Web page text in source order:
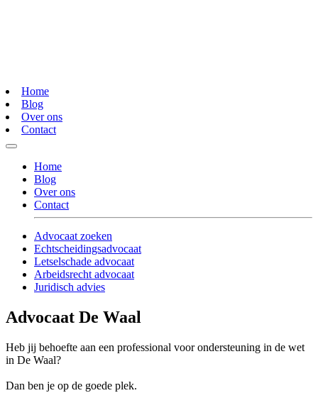
Home
Blog
Over ons
Contact
Home
Blog
Over ons
Contact
Advocaat zoeken
Echtscheidingsadvocaat
Letselschade advocaat
Arbeidsrecht advocaat
Juridisch advies
Advocaat De Waal
Heb jij behoefte aan een professional voor ondersteuning in de wet
in De Waal?
Dan ben je op de goede plek.